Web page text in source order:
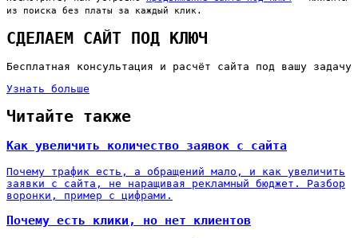
из поиска без платы за каждый клик.
СДЕЛАЕМ САЙТ ПОД КЛЮЧ
Бесплатная консультация и расчёт сайта под вашу задачу
Узнать больше
Читайте также
Как увеличить количество заявок с сайта
Почему трафик есть, а обращений мало, и как увеличить
заявки с сайта, не наращивая рекламный бюджет. Разбор
воронки, пример с цифрами.
Почему есть клики, но нет клиентов